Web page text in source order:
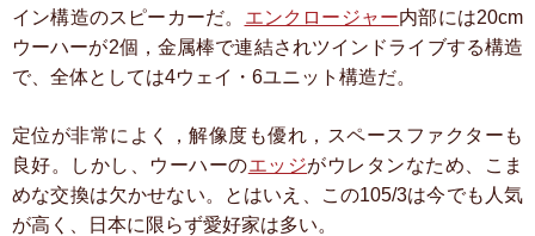
イン構造のスピーカーだ。 エンクロージャー内部には20cm
ウーハーが2個，金属棒で連結されツインドライブする構造
で、全体としては4ウェイ・6ユニット構造だ。
定位が非常によく，解像度も優れ，スペースファクターも
良好。しかし、ウーハーのエッジがウレタンなため、こま
めな交換は欠かせない。とはいえ、この105/3は今でも人気
が高く、日本に限らず愛好家は多い。